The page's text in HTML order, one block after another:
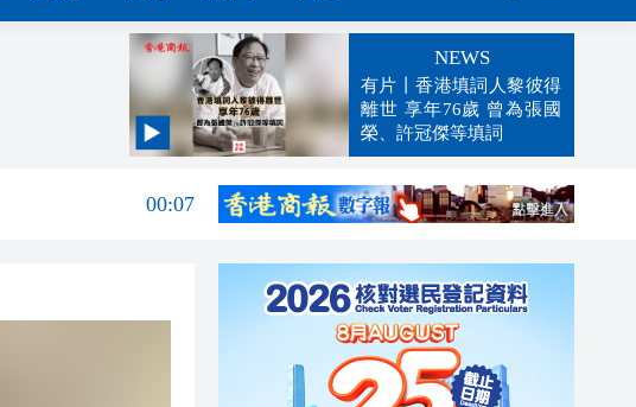
NEWS
有片丨香港填詞人黎彼得
離世 享年76歲 曾為張國
榮、許冠傑等填詞
00:19
00:07